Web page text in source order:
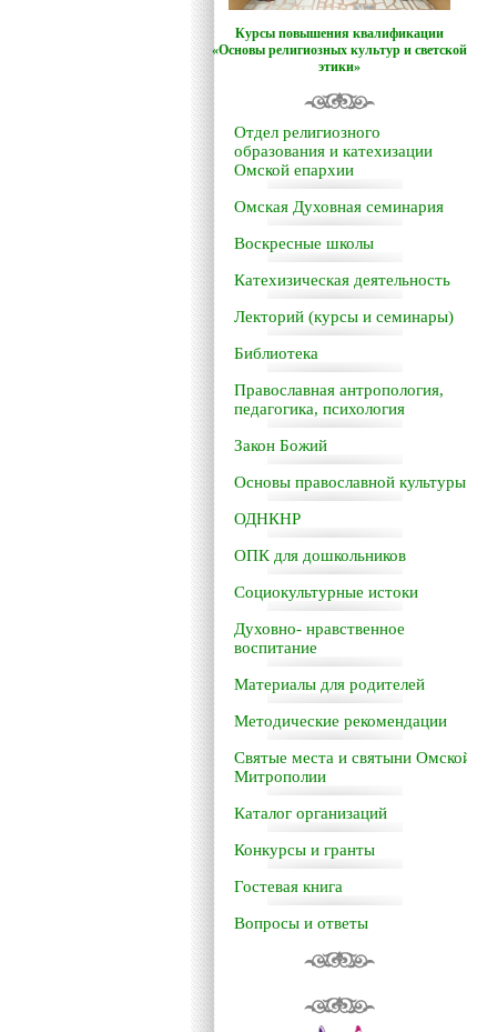
Курсы повышения квалификации
«Основы религиозных культур и светской
этики»
Отдел религиозного
образования и катехизации
Омской епархии
Омская Духовная семинария
Воскресные школы
Катехизическая деятельность
Лекторий (курсы и семинары)
Библиотека
Православная антропология,
педагогика, психология
Закон Божий
Основы православной культуры
ОДНКНР
ОПК для дошкольников
Социокультурные истоки
Духовно- нравственное
воспитание
Материалы для родителей
Методические рекомендации
Святые места и святыни Омской
Митрополии
Каталог организаций
Конкурсы и гранты
Гостевая книга
Вопросы и ответы